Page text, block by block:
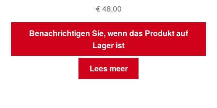
€48,00
Benachrichtigen Sie, wenn das Produkt auf
Lager ist
Lees meer